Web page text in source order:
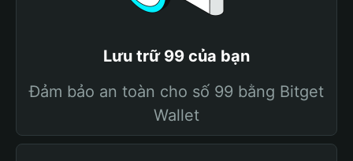
Lưu trữ 99 của bạn
Đảm bảo an toàn cho số 99 bằng Bitget
Wallet